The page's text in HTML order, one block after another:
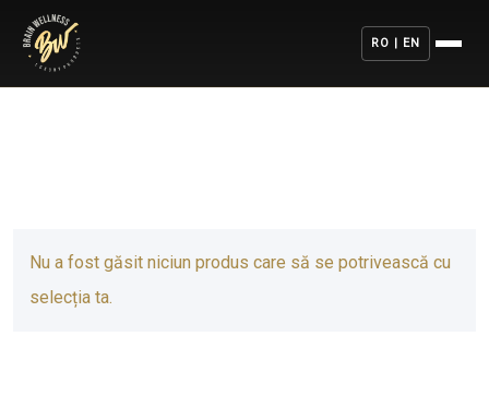
RO | EN
Nu a fost găsit niciun produs care să se potrivească cu
selecția ta.